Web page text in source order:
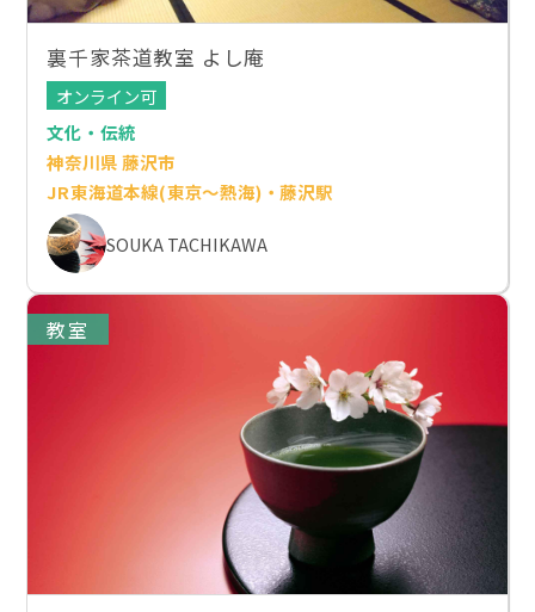
裏千家茶道教室 よし庵
オンライン可
文化・伝統
神奈川県 藤沢市
JR東海道本線(東京～熱海)・藤沢駅
SOUKA TACHIKAWA
教室